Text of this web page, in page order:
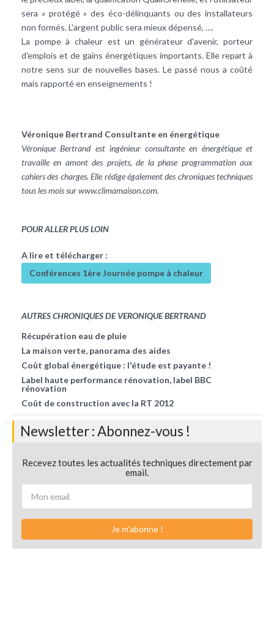
sera « protégé » des éco-délinquants ou des installateurs
non formés. L'argent public sera mieux dépensé, ….
La pompe à chaleur est un générateur d'avenir, porteur
d'emplois et de gains énergétiques importants. Elle repart à
notre sens sur de nouvelles bases. Le passé nous a coûté
mais rapporté en enseignements !
Véronique Bertrand Consultante en énergétique
Véronique Bertrand est ingénieur consultante en énergétique et
travaille en amont des projets, de la phase programmation aux
cahiers des charges. Elle rédige également des chroniques techniques
tous les mois surwww.climamaison.com.
POUR ALLER PLUS LOIN
A lire et télécharger :
Conférences 1ère Journée pompe à chaleur
AUTRES CHRONIQUES DE VERONIQUE BERTRAND
Récupération eau de pluie
La maison verte, panorama des aides
Coût global énergétique : l'étude est payante !
Label haute performance rénovation, label BBC
rénovation
Coût de construction avec la RT 2012
Newsletter : Abonnez-vous !
Recevez toutes les actualités techniques directement par
email.
Je m'abonne !